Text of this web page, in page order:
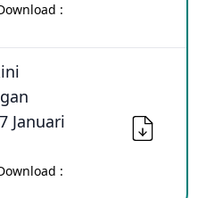
:
Januari
: